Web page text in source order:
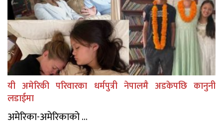
यी अमेरिकी परिवारका धर्मपुत्री नेपालमै अडकेपछि कानुनी
लडाईमा
अमेरिका-अमेरिकाको ...